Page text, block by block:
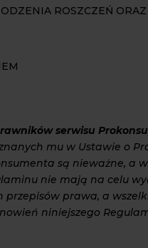
ROSZCZEŃ
serwisu
mu w Ustawie o
są nieważne, a
nie mają na celu
prawa, a
niniejszego